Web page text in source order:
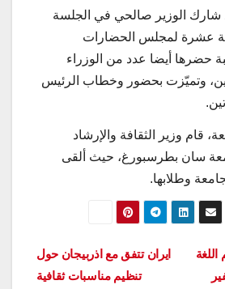
شارك الوزير صالحي في الجلسة
عشرة لمجلس الحضارات
حضرها أيضا عدد من الوزراء
وتميّزت بحضور وخطاب الرئيس
قام وزير الثقافة والإرشاد
سان بطرسبورغ، حيث ألقى
وطلابها.
ايران تتفق مع اذربيجان حول
تنظيم مناسبات ثقافية